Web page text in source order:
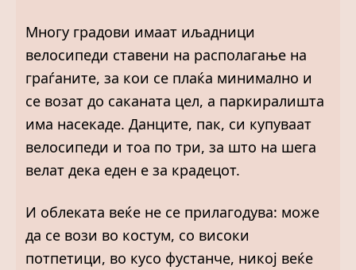
Многу градови имаат иљадници
велосипеди ставени на располагање на
граѓаните, за кои се плаќа минимално и
се возат до саканата цел, а паркиралишта
има насекаде. Данците, пак, си купуваат
велосипеди и тоа по три, за што на шега
велат дека еден е за крадецот.
И облеката веќе не се прилагодува: може
да се вози во костум, со високи
потпетици, во кусо фустанче, никој веќе